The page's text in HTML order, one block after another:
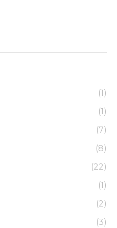
(1)
(1)
(7)
(8)
(22)
(1)
(2)
(3)